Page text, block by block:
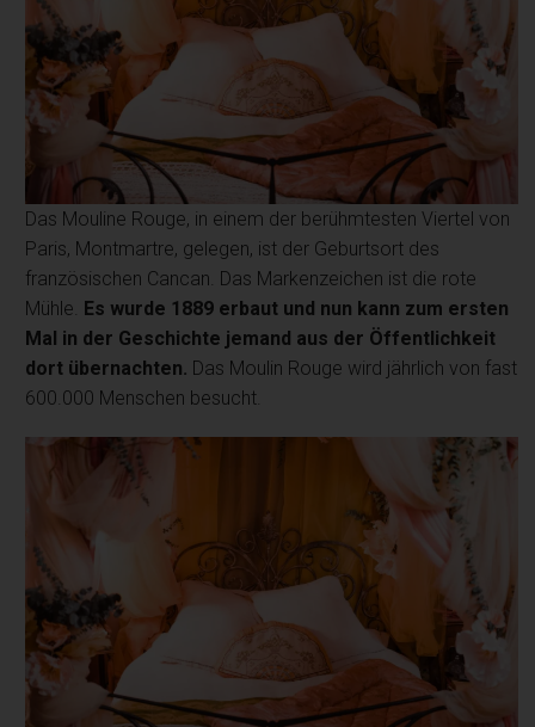
Das Mouline Rouge, in einem der berühmtesten Viertel von
Paris, Montmartre, gelegen, ist der Geburtsort des
französischen Cancan. Das Markenzeichen ist die rote
Mühle. Es wurde 1889 erbaut und nun kann zum ersten
Mal in der Geschichte jemand aus der Öffentlichkeit
dort übernachten. Das Moulin Rouge wird jährlich von fast
600.000 Menschen besucht.